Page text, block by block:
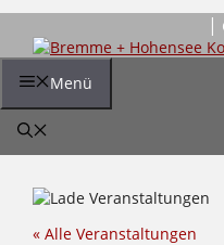
Inhalt
springen
|
Menü
« Alle Veranstaltungen